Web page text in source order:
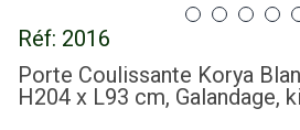
Réf: 2016
Porte Coulissante Korya
H204 x L93 cm, Galandage,